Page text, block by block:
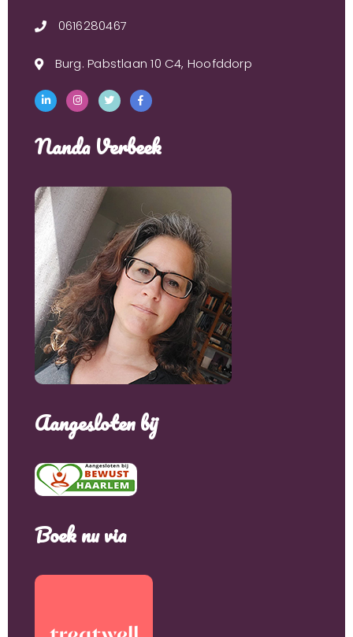
0616280467
Burg. Pabstlaan 10 C4, Hoofddorp
Nanda Verbeek
Aangesloten bij
Boek nu via